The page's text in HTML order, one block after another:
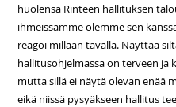
huolensa Rinteen hallituksen
ihmeissämme olemme sen
reagoi millään tavalla. Näyttää
hallitusohjelmassa on terveen ja
mutta sillä ei näytä olevan enää
eikä niissä pysyäkseen hallitus